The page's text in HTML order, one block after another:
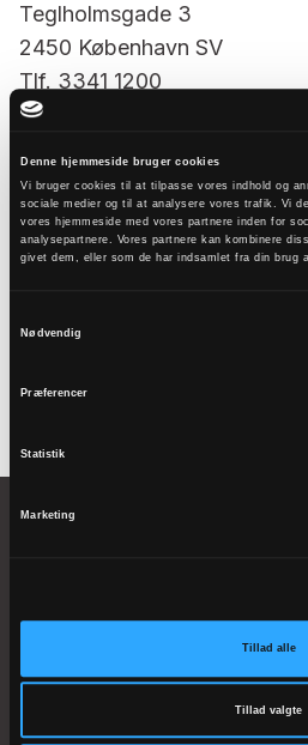
Denne hjemmeside bruger cookies
Vi bruger cookies til at tilpasse vores indhold og
sociale medier og til at analysere vores trafik. Vi
vores hjemmeside med vores partnere inden for
analysepartnere. Vores partnere kan kombinere
givet dem, eller som de har indsamlet fra din brug
Nødvendig
Præferencer
Statistik
Marketing
Tillad alle
Tillad valgte
Teglholmsgade 3
2450 København SV
Tlf. 3341 1200
Tilmeld
nyhedsbrev
Helsingør Stift
Hestemøllestræde 3 A